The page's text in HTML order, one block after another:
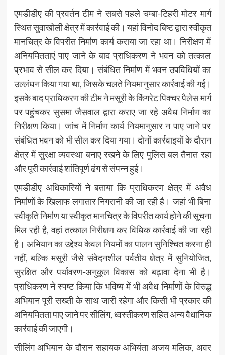
एमडीडीए की प्रवर्तन टीम ने सबसे पहले चम्बा-टिहरी मोटर मार्ग
स्थित सुवाखोली क्षेत्र में कार्रवाई की। यहां विनोद बिष्ट द्वारा स्वीकृत
मानचित्र के विपरीत निर्माण कार्य कराया जा रहा था। निरीक्षण में
अनियमितताएं पाए जाने के बाद प्राधिकरण ने भवन को तत्काल
प्रभाव से सील कर दिया। संबंधित निर्माण में भवन उपविधियों का
उल्लंघन किया गया था, जिसके चलते नियमानुसार कार्रवाई की गई।
इसके बाद प्राधिकरण की टीम ने मसूरी के किंगरेट पिक्चर पैलेस मार्ग
पर पहुंचकर सुसमा जैसवाल द्वारा कराए जा रहे अवैध निर्माण का
निरीक्षण किया। जांच में निर्माण कार्य नियमानुसार न पाए जाने पर
संबंधित भवन को भी सील कर दिया गया। दोनों कार्रवाइयों के दौरान
क्षेत्र में सुरक्षा व्यवस्था बनाए रखने के लिए पुलिस बल तैनात रहा
और पूरी कार्रवाई शांतिपूर्ण ढंग से संपन्न हुई।
एमडीडीए अधिकारियों ने बताया कि प्राधिकरण क्षेत्र में अवैध
निर्माणों के खिलाफ लगातार निगरानी की जा रही है। जहां भी बिना
स्वीकृति निर्माण या स्वीकृत मानचित्र के विपरीत कार्य होने की सूचना
मिल रही है, वहां तत्काल निरीक्षण कर विधिक कार्रवाई की जा रही
है। अभियान का उद्देश्य केवल नियमों का पालन सुनिश्चित करना ही
नहीं, बल्कि मसूरी जैसे संवेदनशील पर्वतीय क्षेत्र में सुनियोजित,
सुरक्षित और पर्यावरण-अनुकूल विकास को बढ़ावा देना भी है।
प्राधिकरण ने स्पष्ट किया कि भविष्य में भी अवैध निर्माणों के विरुद्ध
अभियान पूरी सख्ती के साथ जारी रहेगा और किसी भी प्रकार की
अनियमितता पाए जाने पर सीलिंग, ध्वस्तीकरण सहित अन्य वैधानिक
कार्रवाई की जाएगी।
सीलिंग अभियान के दौरान सहायक अभियंता अजय मलिक, अवर